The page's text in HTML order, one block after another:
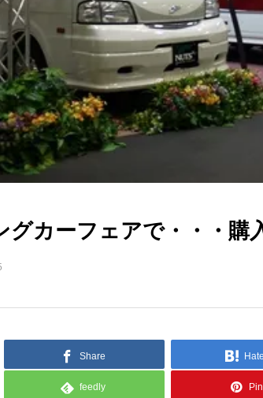
グカーフェアで・・・購
Share
feedly